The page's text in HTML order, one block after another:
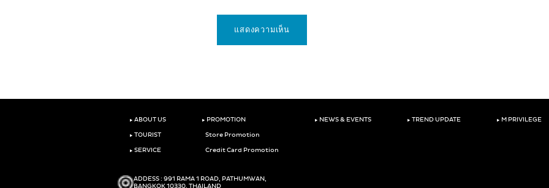
‣ ABOUT US
‣ TOURIST
‣ SERVICE
‣ PROMOTION
Store Promotion
Credit Card Promotion
‣ NEWS & EVENTS ‣ TREND UPDATE ‣ M PRIVILEGE
ADDESS : 991 RAMA 1 ROAD, PATHUMWAN,
BANGKOK 10330, THAILAND